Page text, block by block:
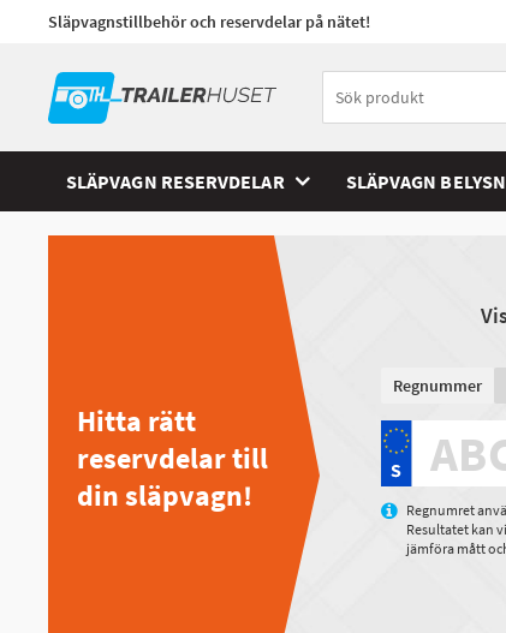
Släpvagnstillbehör och reservdelar på nätet!
SLÄPVAGN RESERVDELAR SLÄPVAGN
Hitta rätt
reservdelar till
din släpvagn!
Regnummer
Regnumret
Resultatet kan
jämföra mått